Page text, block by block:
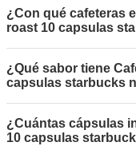
¿Con qué cafeteras
roast 10 capsulas
¿Qué sabor tiene
capsulas starbucks
¿Cuántas cápsulas
10 capsulas